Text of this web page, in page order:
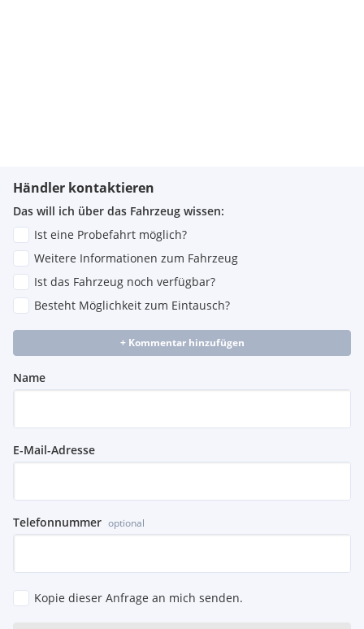
Händler kontaktieren
Das will ich über das Fahrzeug wissen:
Ist eine Probefahrt möglich?
Weitere Informationen zum Fahrzeug
Ist das Fahrzeug noch verfügbar?
Besteht Möglichkeit zum Eintausch?
+ Kommentar hinzufügen
Name
E-Mail-Adresse
Telefonnummer optional
Kopie dieser Anfrage an mich senden.